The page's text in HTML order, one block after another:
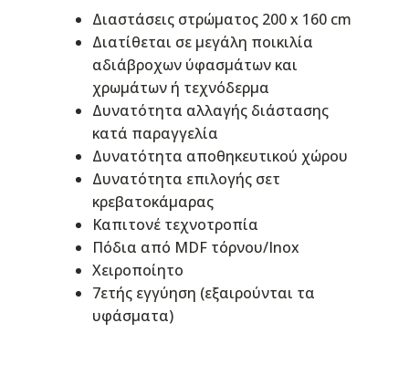
Διαστάσεις στρώματος 200 x 160 cm
Διατίθεται σε μεγάλη ποικιλία
αδιάβροχων ύφασμάτων και
χρωμάτων ή τεχνόδερμα
Δυνατότητα αλλαγής διάστασης
κατά παραγγελία
Δυνατότητα αποθηκευτικού χώρου
Δυνατότητα επιλογής σετ
κρεβατοκάμαρας
Καπιτονέ τεχνοτροπία
Πόδια από MDF τόρνου/Inox
Χειροποίητο
7ετής εγγύηση (εξαιρούνται τα
υφάσματα)